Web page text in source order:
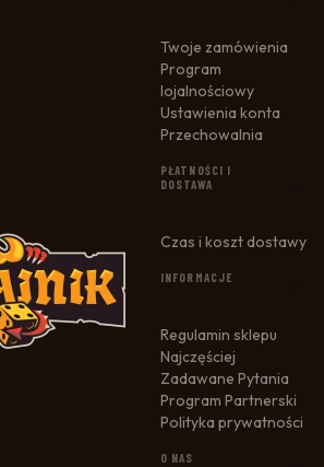
Twoje zamówienia
Program
lojalnościowy
Ustawienia konta
Przechowalnia
PŁATNOŚCI I
DOSTAWA
Czas i koszt dostawy
INFORMACJE
Regulamin sklepu
Najczęściej
Zadawane Pytania
Program Partnerski
Polityka prywatności
O NAS